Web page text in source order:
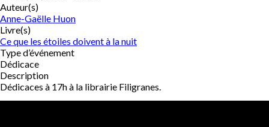
Auteur(s)
Anne-Gaëlle Huon
Livre(s)
Ce que les étoiles doivent à la nuit
Type d’événement
Dédicace
Description
Dédicaces à 17h à la librairie Filigranes.